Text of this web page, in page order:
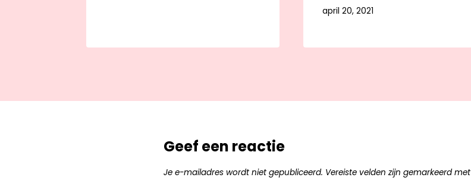
april 20, 2021
Geef een reactie
Je e-mailadres wordt niet gepubliceerd. Vereiste velden zijn gemarkeerd met